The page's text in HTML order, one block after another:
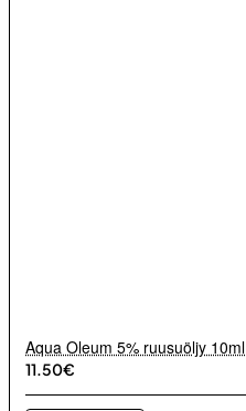
Aqua Oleum 5% ruusuöljy 10ml
11.50€